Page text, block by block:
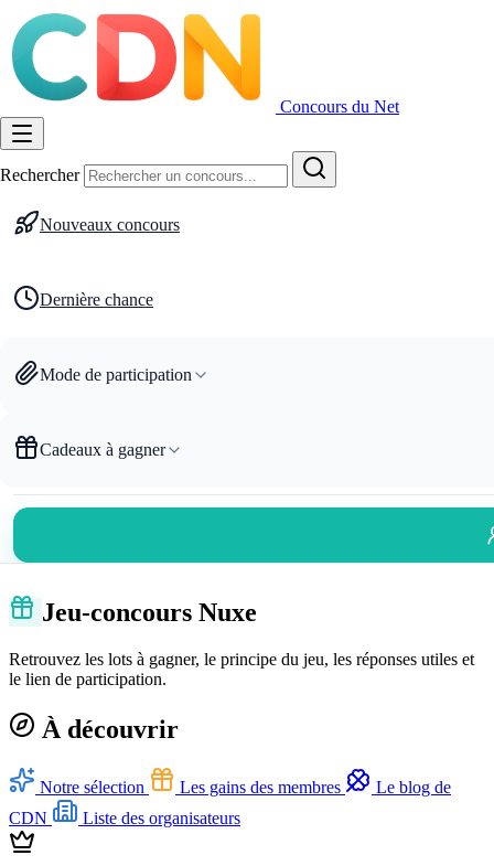
Concours du Net
Rechercher
Nouveaux concours
Dernière chance
Mode de participation
Cadeaux à gagner
Jeu-concours Nuxe
Retrouvez les lots à gagner, le principe du jeu, les réponses utiles et
le lien de participation.
À découvrir
Notre sélection Les gains des membres
Le blog de
CDN
Liste des organisateurs